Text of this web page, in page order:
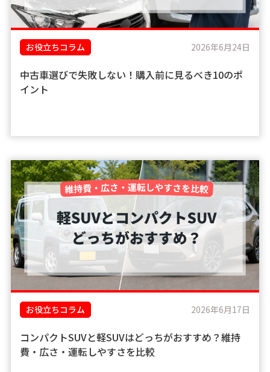
お役立ちコラム 2026年6月24日
中古車選びで失敗しない！購入前に見るべき10のポ
イント
お役立ちコラム 2026年6月17日
コンパクトSUVと軽SUVはどっちがおすすめ？維持
費・広さ・運転しやすさを比較